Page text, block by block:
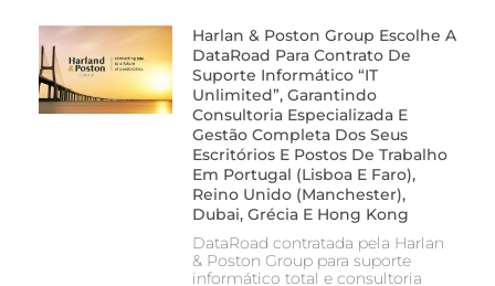
Harlan & Poston Group Escolhe A
DataRoad Para Contrato De
Suporte Informático “IT
Unlimited”, Garantindo
Consultoria Especializada E
Gestão Completa Dos Seus
Escritórios E Postos De Trabalho
Em Portugal (Lisboa E Faro),
Reino Unido (Manchester),
Dubai, Grécia E Hong Kong
DataRoad contratada pela Harlan
& Poston Group para suporte
informático total e consultoria